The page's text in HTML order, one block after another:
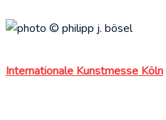
Internationale Kunstmesse Köln